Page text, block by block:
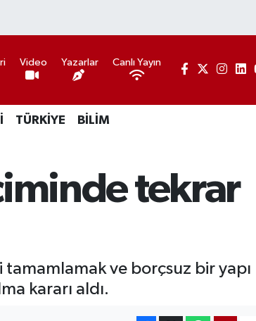
Video Yazarlar Canlı Yayın
TÜRKİYE BİLİM
tekrar
tamamlamak ve borçsuz bir yapı
kararı aldı.